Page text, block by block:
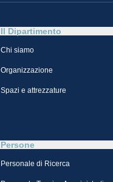
Il Dipartimento
Chi siamo
Organizzazione
Spazi e attrezzature
Persone
Personale di Ricerca